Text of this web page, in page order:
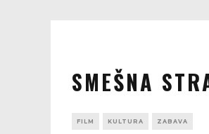
SMEŠNA
FILM KULTURA ZABAVA